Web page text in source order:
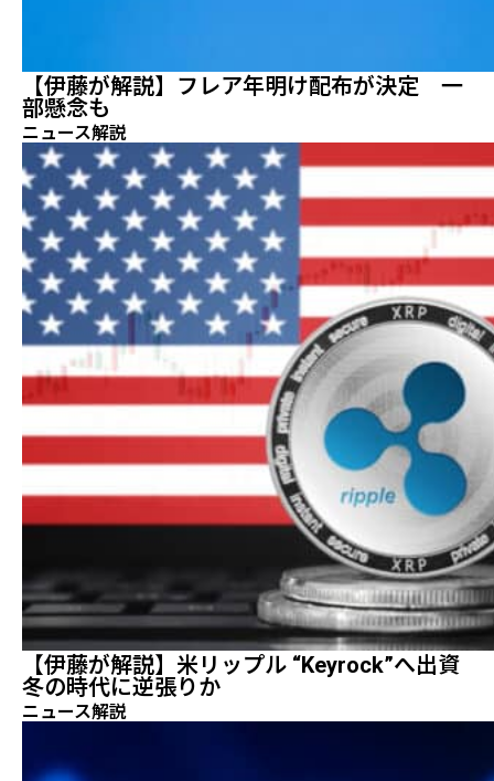
【伊藤が解説】フレア年明け配布が決定 一
部懸念も
ニュース解説
【伊藤が解説】米リップル “Keyrock”へ出資
冬の時代に逆張りか
ニュース解説